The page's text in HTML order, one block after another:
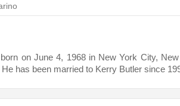
on June 4, 1968 in New York City,
has been married to Kerry Butler since